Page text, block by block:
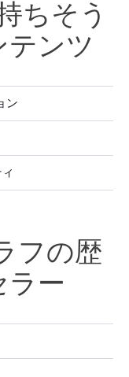
ちそう
テンツ
ン
フの歴
ラー